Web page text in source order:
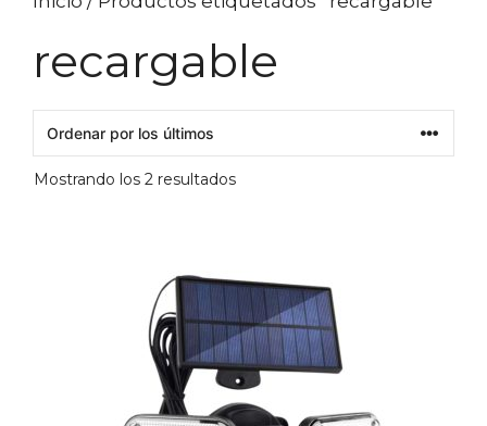
recargable
Mostrando los 2 resultadosOrdenado